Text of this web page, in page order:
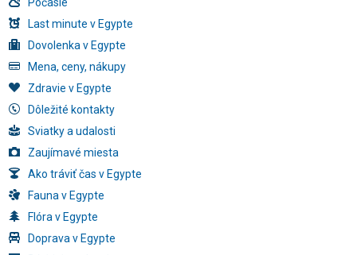
Last minute v Egypte
Dovolenka v Egypte
Mena, ceny, nákupy
Zdravie v Egypte
Dôležité kontakty
Sviatky a udalosti
Zaujímavé miesta
Ako tráviť čas v Egypte
Fauna v Egypte
Flóra v Egypte
Doprava v Egypte